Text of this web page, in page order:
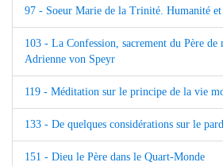
97 - Soeur Marie de la Trinité. Humanité et
103 - La Confession, sacrement du Père de
Adrienne von Speyr
119 - Méditation sur le principe de la vie
133 - De quelques considérations sur le
151 - Dieu le Père dans le Quart-Monde